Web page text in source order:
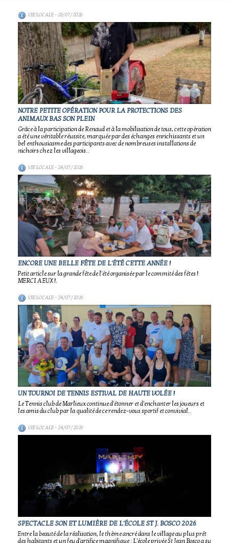
VIE LOCALE- 28/07/2026
NOTRE PETITE OPÉRATION POUR LA PROTECTIONS DES
ANIMAUX BAS SON PLEIN
Grâce à la participation de Renaud et à la mobilisation de tous, cette opération
a été une véritable réussite, marquée par des échanges enrichissants et un
bel enthousiasme des participants avec de nombreuses installations de
nichoirs chez les villageois..
VIE LOCALE- 24/07/2026
ENCORE UNE BELLE FÊTE DE L'ÉTÉ CETTE ANNÉE !
Petit article sur la grande fête de l'été organisée par le commité des fêtes !
MERCI A EUX !.
VIE LOCALE- 24/07/2026
UN TOURNOI DE TENNIS ESTIVAL DE HAUTE VOLÉE !
Le Tennis club de Marlieux continue d'étonner et d'enchanter les joueurs et
les amis du club par la qualité de ce rendez-vous sportif et convivial..
VIE LOCALE- 24/07/2026
SPECTACLE SON ET LUMIÈRE DE L'ÉCOLE ST J. BOSCO 2026
Entre la beauté de la réalisation, le thème ancré dans le village au plus prêt
des habitants et un feu d'artifice magnifique : L'école privée St Jean Bosco a su